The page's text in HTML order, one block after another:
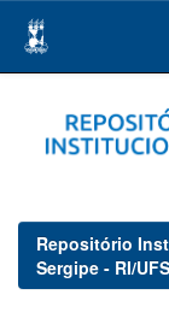
navigation
Repositório
Sergipe - RI/UFS